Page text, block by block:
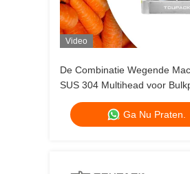
Video
De Combinatie Wegende
SUS 304 Multihead voor
Ga Nu Praten.